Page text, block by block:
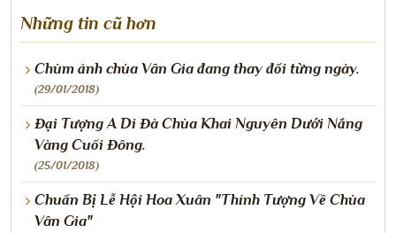
Những tin cũ hơn
Chùm ảnh chùa Vân Gia đang thay đổi từng ngày.
(29/01/2018)
Đại Tượng A Di Đà Chùa Khai Nguyên Dưới Nắng
Vàng Cuối Đông.
(25/01/2018)
Chuẩn Bị Lễ Hội Hoa Xuân "Thỉnh Tượng Về Chùa
Vân Gia"